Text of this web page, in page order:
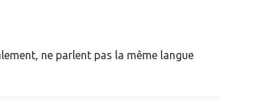
ne parlent pas la même langue